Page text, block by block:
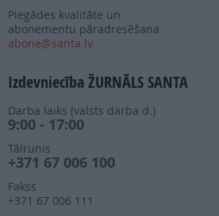
Piegādes kvalitāte un
abonementu pāradresēšana
abone@santa.lv
Izdevniecība ŽURNĀLS SANTA
Darba laiks (valsts darba d.)
9:00 - 17:00
Tālrunis
+371 67 006 100
Fakss
+371 67 006 111